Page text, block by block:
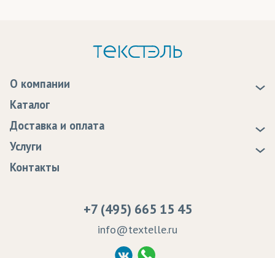
Подклад - ткань
Дьюспо
Куртка - ткань Дьюспо
О компании
Статьи
Программа лояльности
Сертификаты качества
Судебные решения
Политика Конфиденциальности
Каталог
Доставка и оплата
Доставка
Оплата
Услуги
Образцы
Контакты
+7 (495) 665 15 45
info@textelle.ru